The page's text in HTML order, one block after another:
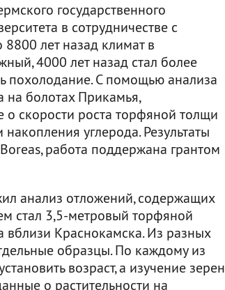
государственного
в сотрудничестве с
лет назад климат в
4000 лет назад стал более
похолодание. С помощью анализа
болотах Прикамья,
скорости роста торфяной толщи
углерода. Результаты
работа поддержана грантом
анализ отложений, содержащих
стал 3,5-метровый торфяной
вблизи Краснокамска. Из разных
образцы. По каждому из
возраст, а изучение зерен
о растительности на